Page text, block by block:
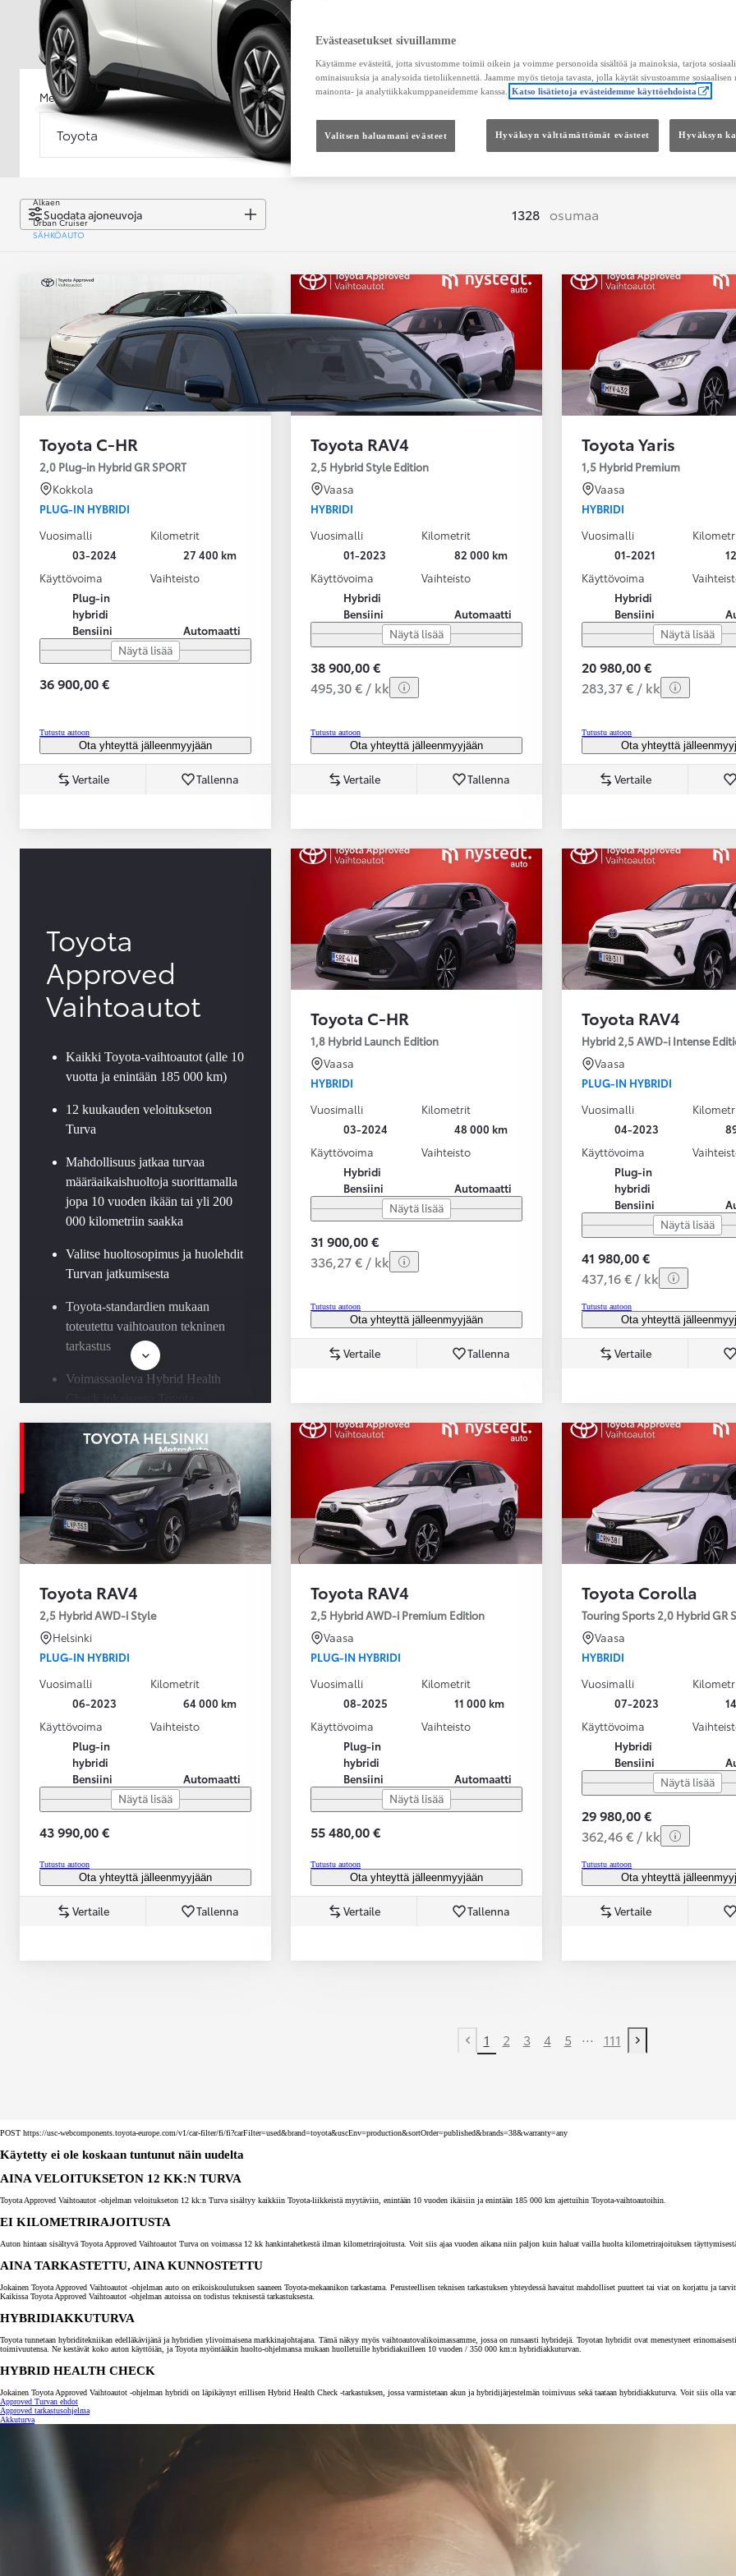
Alkaen
Urban Cruiser
SÄHKÖAUTO
Alkaen
tai kuukausierä
Merkki
Toyota
Malli
Malli
Hinta
Kokonaishinta
Suodata ajoneuvoja 1328 osumaa
Toyota C-HR
2,0 Plug-in Hybrid GR SPORT
Kokkola
PLUG-IN HYBRIDI
Vuosimalli
03-2024
Kilometrit
27 400 km
Käyttövoima
Plug-in
hybridi
Bensiini
Vaihteisto
Automaatti
Näytä lisää
36 900,00 €
Tutustu autoon
Ota yhteyttä jälleenmyyjään
Vertaile Tallenna
Toyota RAV4
2,5 Hybrid Style Edition
Vaasa
HYBRIDI
Vuosimalli
01-2023
Kilometrit
82 000 km
Käyttövoima
Hybridi
Bensiini
Vaihteisto
Automaatti
Näytä lisää
38 900,00 €
495,30 € / kk
Tutustu autoon
Ota yhteyttä jälleenmyyjään
Vertaile Tallenna
Toyota Yaris
1,5 Hybrid Premium
Vaasa
HYBRIDI
Vuosimalli
01-2021
Käyttövoima
Hybridi
Bensiini
Näytä lisää
20 980,00 €
283,37 € / kk
Tutustu autoon
Ota yhteyttä
Vertaile
Toyota
Approved
Vaihtoautot
Kaikki Toyota-vaihtoautot (alle 10
vuotta ja enintään 185 000 km)
12 kuukauden veloitukseton
Turva
Mahdollisuus jatkaa turvaa
määräaikaishuoltoja suorittamalla
jopa 10 vuoden ikään tai yli 200
000 kilometriin saakka
Valitse huoltosopimus ja huolehdit
Turvan jatkumisesta
Toyota-standardien mukaan
toteutettu vaihtoauton tekninen
tarkastus
Voimassaoleva Hybrid Health
Saatavilla Easy Osamaksu -
rahoitus ja Toyota Vakuutus
Toyota C-HR
1,8 Hybrid Launch Edition
Vaasa
HYBRIDI
Vuosimalli
03-2024
Kilometrit
48 000 km
Käyttövoima
Hybridi
Bensiini
Vaihteisto
Automaatti
Näytä lisää
31 900,00 €
336,27 € / kk
Tutustu autoon
Ota yhteyttä jälleenmyyjään
Vertaile Tallenna
Toyota RAV4
Hybrid 2,5 AWD-i Intense
Vaasa
PLUG-IN HYBRIDI
Vuosimalli
04-2023
Käyttövoima
Plug-in
hybridi
Bensiini
Näytä lisää
41 980,00 €
437,16 € / kk
Tutustu autoon
Ota yhteyttä
Vertaile
Toyota RAV4
2,5 Hybrid AWD-i Style
Helsinki
PLUG-IN HYBRIDI
Vuosimalli
06-2023
Kilometrit
64 000 km
Käyttövoima
Plug-in
hybridi
Bensiini
Vaihteisto
Automaatti
Näytä lisää
43 990,00 €
Tutustu autoon
Ota yhteyttä jälleenmyyjään
Vertaile Tallenna
Toyota RAV4
2,5 Hybrid AWD-i Premium Edition
Vaasa
PLUG-IN HYBRIDI
Vuosimalli
08-2025
Kilometrit
11 000 km
Käyttövoima
Plug-in
hybridi
Bensiini
Vaihteisto
Automaatti
Näytä lisää
55 480,00 €
Tutustu autoon
Ota yhteyttä jälleenmyyjään
Vertaile Tallenna
Toyota Corolla
Touring Sports 2,0 Hybrid GR
Vaasa
HYBRIDI
Vuosimalli
07-2023
Käyttövoima
Hybridi
Bensiini
Näytä lisää
29 980,00 €
362,46 € / kk
Tutustu autoon
Ota yhteyttä
Vertaile
Previous page
1 2 3 4 5 ... 111
Next page
POST https://usc-webcomponents.toyota-europe.com/v1/car-filter/fi/fi?carFilter=used&brand=toyota&uscEnv=production&sortOrder=published&brands=38&warranty=any
Käytetty ei ole koskaan tuntunut näin uudelta
AINA VELOITUKSETON 12 KK:N TURVA
Toyota Approved Vaihtoautot -ohjelman veloitukseton 12 kk:n Turva sisältyy kaikkiin Toyota-liikkeistä myytäviin, enintään 10 vuoden ikäisiin ja enintään 185 000 km ajettuihin Toyota-vaihtoautoihin.
EI KILOMETRIRAJOITUSTA
Auton hintaan sisältyvä Toyota Approved Vaihtoautot Turva on voimassa 12 kk hankintahetkestä ilman kilometrirajoitusta. Voit siis ajaa vuoden aikana niin paljon kuin haluat vailla huolta kilometrirajoituksen
AINA TARKASTETTU, AINA KUNNOSTETTU
Jokainen Toyota Approved Vaihtoautot -ohjelman auto on erikoiskoulutuksen saaneen Toyota-mekaanikon tarkastama. Perusteellisen teknisen tarkastuksen yhteydessä havaitut mahdolliset puutteet tai viat on korjattu ja
Kaikissa Toyota Approved Vaihtoautot -ohjelman autoissa on todistus teknisestä tarkastuksesta.
HYBRIDIAKKUTURVA
Toyota tunnetaan hybriditekniikan edelläkävijänä ja hybridien ylivoimaisena markkinajohtajana. Tämä näkyy myös vaihtoautovalikoimassamme, jossa on runsaasti hybridejä. Toyotan hybridit ovat menestyneet
toimivuutensa. Ne kestävät koko auton käyttöiän, ja Toyota myöntääkin huolto-ohjelmansa mukaan huolletuille hybridiakuilleen 10 vuoden / 350 000 km:n hybridiakkuturvan.
HYBRID HEALTH CHECK
Jokainen Toyota Approved Vaihtoautot -ohjelman hybridi on läpikäynyt erillisen Hybrid Health Check -tarkastuksen, jossa varmistetaan akun ja hybridijärjestelmän toimivuus sekä taataan hybridiakkuturva. Voit siis olla
Approved Turvan ehdot
Approved tarkastusohjelma
Akkuturva
Evästeasetukset sivuillamme
Käytämme evästeitä, jotta sivustomme toimii oikein ja voimme personoida sisältöä ja mainoksia, tarjota
ominaisuuksia ja analysoida tietoliikennettä. Jaamme myös tietoja tavasta, jolla käytät sivustoamme sosiaalisen
mainonta- ja analytiikkakumppaneidemme kanssa.
Katso lisätietoja evästeidemme käyttöehdoista
Valitsen haluamani evästeet Hyväksyn välttämättömät evästeet Hyväksyn